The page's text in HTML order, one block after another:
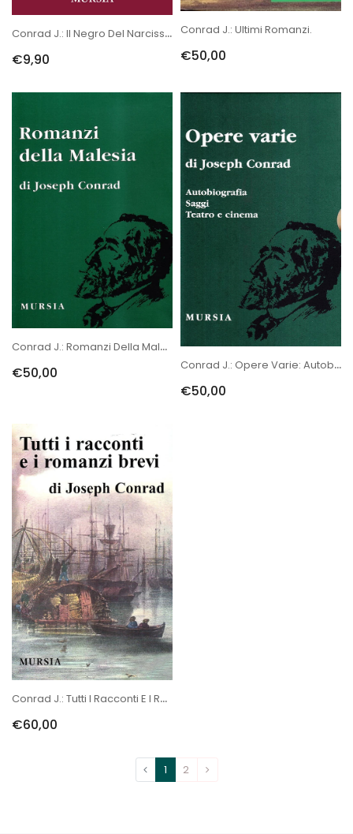
Conrad J.: Il Negro Del Narcissuss NC
€9,90
Conrad J.: Ultimi Romanzi.
€50,00
Conrad J.: Romanzi Della Malesia
€50,00 Conrad J.: Opere Varie: Autobiografia - Saggi - Teatro E Cinema
€50,00
Conrad J.: Tutti I Racconti E I Romanzi Brevi
€60,00
1 2